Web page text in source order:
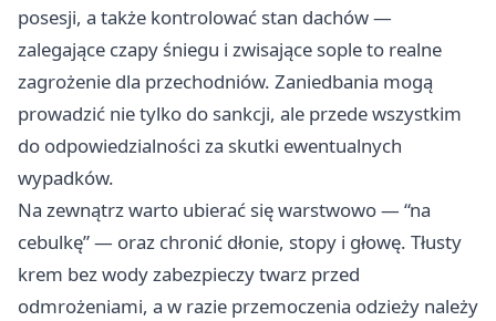
posesji, a także kontrolować stan dachów —
zalegające czapy śniegu i zwisające sople to realne
zagrożenie dla przechodniów. Zaniedbania mogą
prowadzić nie tylko do sankcji, ale przede wszystkim
do odpowiedzialności za skutki ewentualnych
wypadków.
Na zewnątrz warto ubierać się warstwowo — “na
cebulkę” — oraz chronić dłonie, stopy i głowę. Tłusty
krem bez wody zabezpieczy twarz przed
odmrożeniami, a w razie przemoczenia odzieży należy